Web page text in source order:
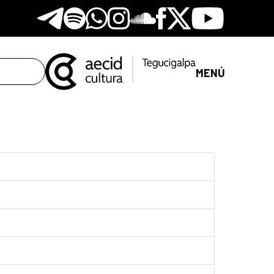
Telegram
SpotifyWhatsapp
Instagram
Soundclore
Facebook
X Youtube
MENÚ